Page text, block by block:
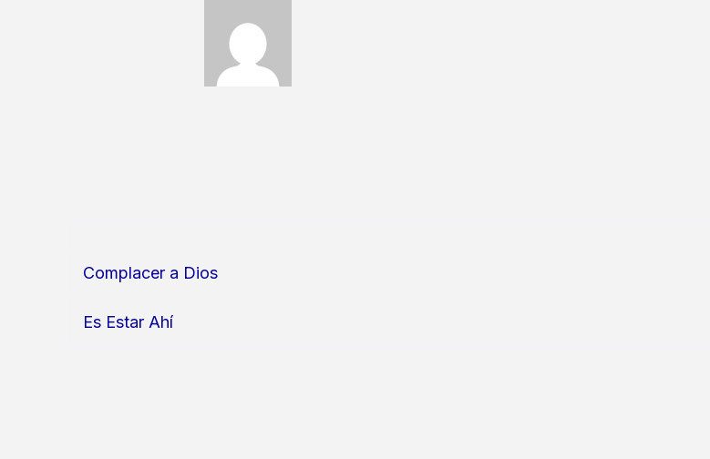
Complacer a Dios
Es Estar Ahí